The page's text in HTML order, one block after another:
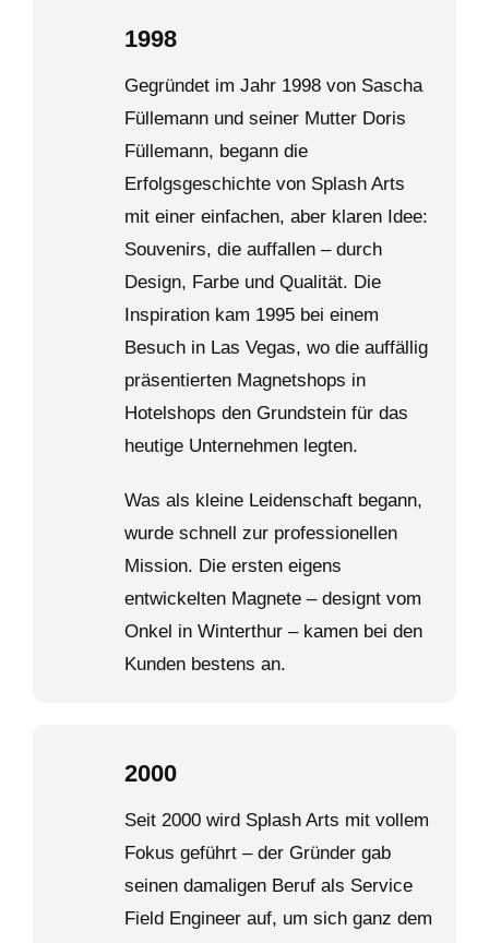
1998
Gegründet im Jahr 1998 von Sascha
Füllemann und seiner Mutter Doris
Füllemann, begann die
Erfolgsgeschichte von Splash Arts
mit einer einfachen, aber klaren Idee:
Souvenirs, die auffallen – durch
Design, Farbe und Qualität. Die
Inspiration kam 1995 bei einem
Besuch in Las Vegas, wo die auffällig
präsentierten Magnetshops in
Hotelshops den Grundstein für das
heutige Unternehmen legten.
Was als kleine Leidenschaft begann,
wurde schnell zur professionellen
Mission. Die ersten eigens
entwickelten Magnete – designt vom
Onkel in Winterthur – kamen bei den
Kunden bestens an.
2000
Seit 2000 wird Splash Arts mit vollem
Fokus geführt – der Gründer gab
seinen damaligen Beruf als Service
Field Engineer auf, um sich ganz dem